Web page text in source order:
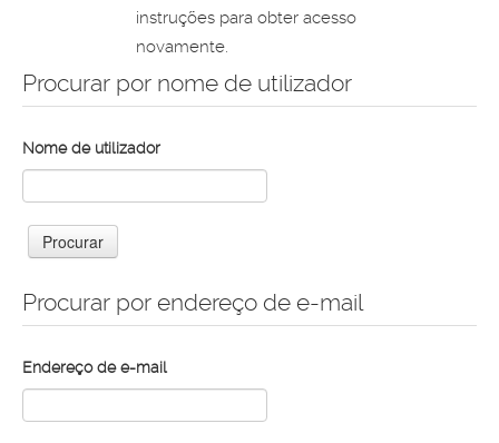
instruções para obter acesso
novamente.
Procurar por nome de utilizador
Nome de utilizador
Procurar por endereço de e-mail
Endereço de e-mail